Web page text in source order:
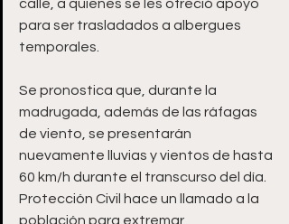
calle, a quienes se les ofreció apoyo
para ser trasladados a albergues
temporales.
Se pronostica que, durante la
madrugada, además de las ráfagas
de viento, se presentarán
nuevamente lluvias y vientos de hasta
60 km/h durante el transcurso del día.
Protección Civil hace un llamado a la
población para extremar